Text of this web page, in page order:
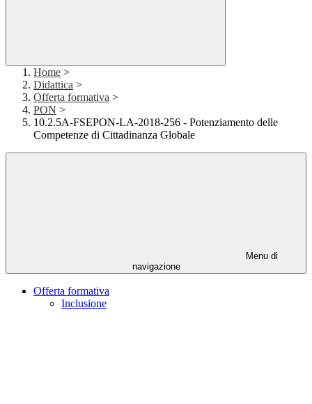
Home >
Didattica >
Offerta formativa >
PON >
10.2.5A-FSEPON-LA-2018-256 - Potenziamento delle
Competenze di Cittadinanza Globale
Menu di
navigazione
Offerta formativa
Inclusione